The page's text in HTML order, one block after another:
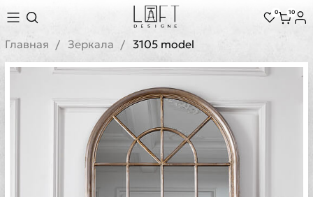
0 10
Главная Зеркала 3105 model